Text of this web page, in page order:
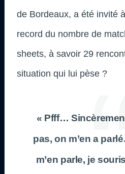
de Bordeaux, a été invité
record du nombre de
sheets, à savoir 29
situation qui lui pèse ?
« Pfff…
pas, on m’en a
m’en parle, je